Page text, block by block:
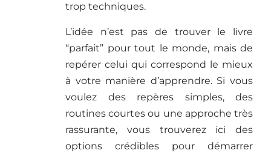
trop techniques.
L’idée n’est pas de trouver le livre
“parfait” pour tout le monde, mais de
repérer celui qui correspond le mieux
à votre manière d’apprendre. Si vous
voulez des repères simples, des
routines courtes ou une approche très
rassurante, vous trouverez ici des
options crédibles pour démarrer